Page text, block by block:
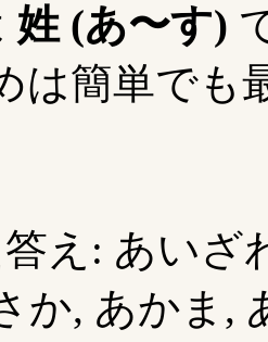
姓 (あ〜す)
は簡単でも
え: あいざ
か, あかま,